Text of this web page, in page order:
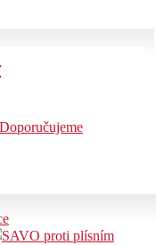
Doporučujeme